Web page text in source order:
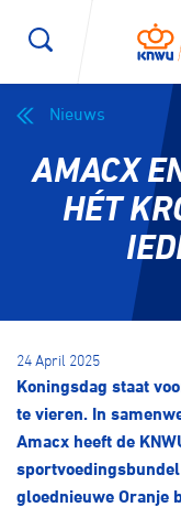
Magazine
Shop
Producten en
Contact
Over ons
Nieuws
AMACX
HÉT
24 April 2025
Koningsdag staat
te vieren. In
Amacx heeft de
gloednieuwe Oranje
Wegwielrennen
BMX Race
Kunstwielrijden
BMX freestyle
Veldrijden